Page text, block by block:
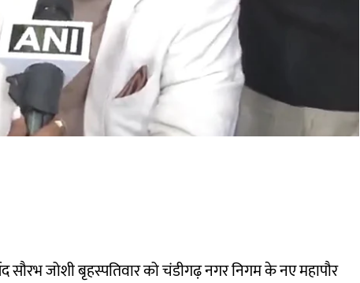
सौरभ जोशी बृहस्पतिवार को चंडीगढ़ नगर निगम के नए महापौर